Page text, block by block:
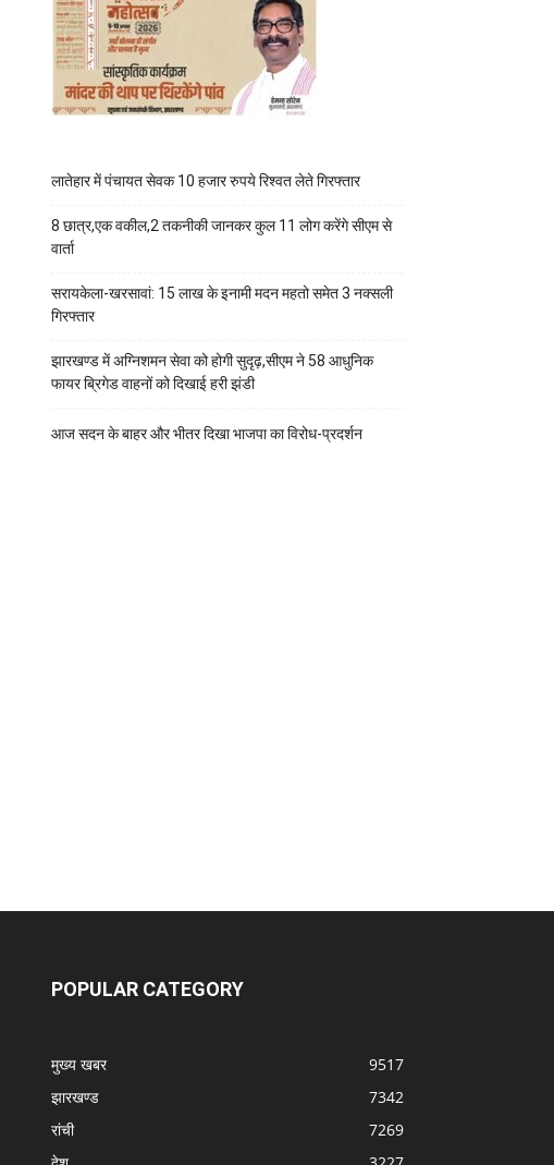
लातेहार में पंचायत सेवक 10 हजार रुपये रिश्वत लेते गिरफ्तार
8 छात्र,एक वकील,2 तकनीकी जानकर कुल 11 लोग करेंगे सीएम से
वार्ता
सरायकेला-खरसावां: 15 लाख के इनामी मदन महतो समेत 3 नक्सली
गिरफ्तार
झारखण्ड में अग्निशमन सेवा को होगी सुदृढ़,सीएम ने 58 आधुनिक
फायर ब्रिगेड वाहनों को दिखाई हरी झंडी
आज सदन के बाहर और भीतर दिखा भाजपा का विरोध-प्रदर्शन
POPULAR CATEGORY
मुख्य खबर
9517
झारखण्ड
7342
रांची
7269